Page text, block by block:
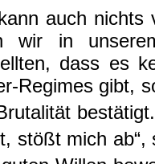
auch nichts
wir in
dass es
Regimes gibt,
stößt mich ab“,